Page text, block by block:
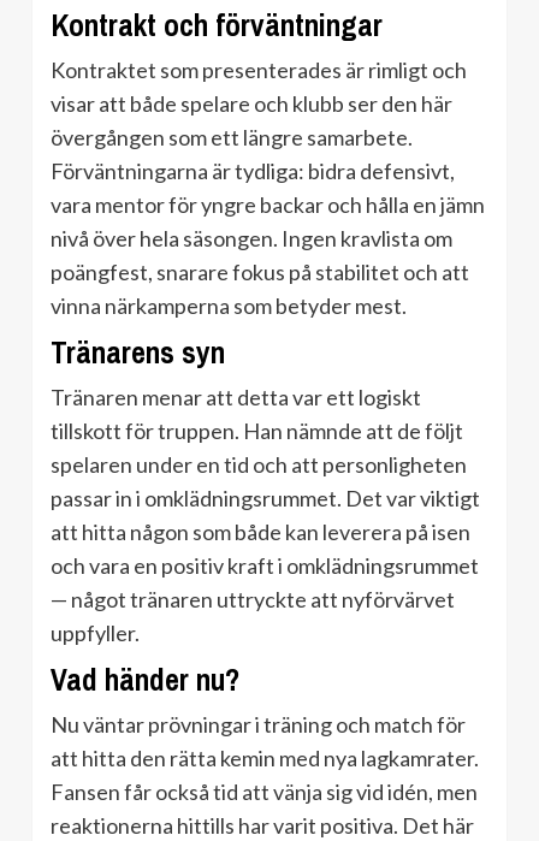
Kontrakt och förväntningar
Kontraktet som presenterades är rimligt och
visar att både spelare och klubb ser den här
övergången som ett längre samarbete.
Förväntningarna är tydliga: bidra defensivt,
vara mentor för yngre backar och hålla en jämn
nivå över hela säsongen. Ingen kravlista om
poängfest, snarare fokus på stabilitet och att
vinna närkamperna som betyder mest.
Tränarens syn
Tränaren menar att detta var ett logiskt
tillskott för truppen. Han nämnde att de följt
spelaren under en tid och att personligheten
passar in i omklädningsrummet. Det var viktigt
att hitta någon som både kan leverera på isen
och vara en positiv kraft i omklädningsrummet
— något tränaren uttryckte att nyförvärvet
uppfyller.
Vad händer nu?
Nu väntar prövningar i träning och match för
att hitta den rätta kemin med nya lagkamrater.
Fansen får också tid att vänja sig vid idén, men
reaktionerna hittills har varit positiva. Det här